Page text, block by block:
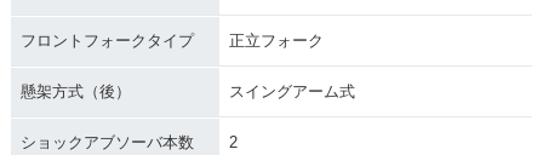
フロントフォークタイプ 正立フォーク
懸架方式（後） スイングアーム式
ショックアブソーバ本数
2